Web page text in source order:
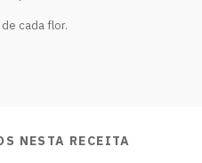
cada flor.
NESTA RECEITA